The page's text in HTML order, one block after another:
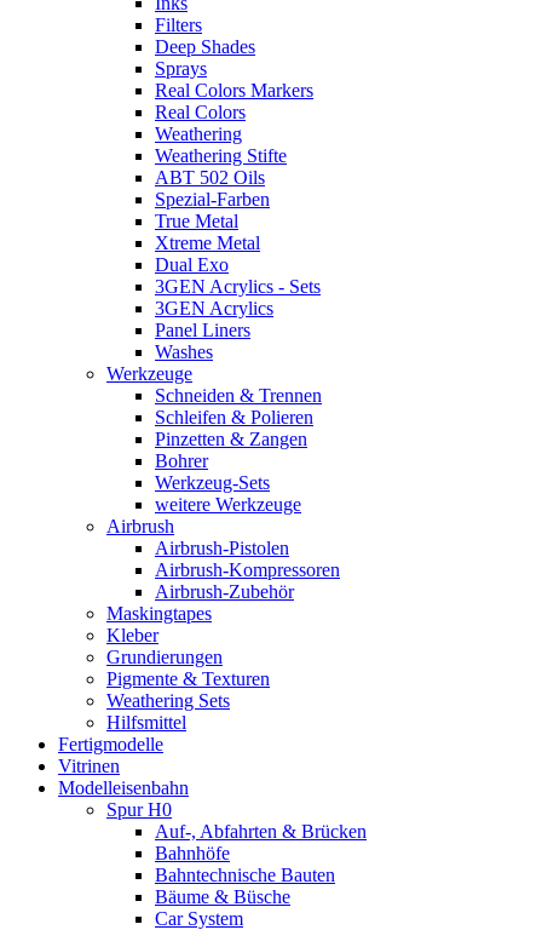
Filters
Deep Shades
Sprays
Real Colors Markers
Real Colors
Weathering
Weathering Stifte
ABT 502 Oils
Spezial-Farben
True Metal
Xtreme Metal
Dual Exo
3GEN Acrylics - Sets
3GEN Acrylics
Panel Liners
Washes
Werkzeuge
Schneiden & Trennen
Schleifen & Polieren
Pinzetten & Zangen
Bohrer
Werkzeug-Sets
weitere Werkzeuge
Airbrush
Airbrush-Pistolen
Airbrush-Kompressoren
Airbrush-Zubehör
Maskingtapes
Kleber
Grundierungen
Pigmente & Texturen
Weathering Sets
Hilfsmittel
Fertigmodelle
Vitrinen
Modelleisenbahn
Spur H0
Auf-, Abfahrten & Brücken
Bahnhöfe
Bahntechnische Bauten
Bäume & Büsche
Car System